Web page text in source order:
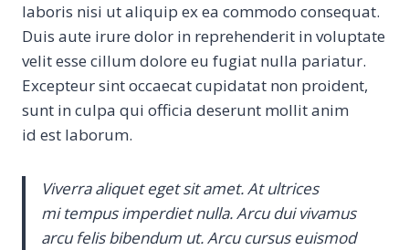
laboris nisi ut aliquip ex ea commodo consequat.
Duis aute irure dolor in reprehenderit in voluptate
velit esse cillum dolore eu fugiat nulla pariatur.
Excepteur sint occaecat cupidatat non proident,
sunt in culpa qui officia deserunt mollit anim
id est laborum.
Viverra aliquet eget sit amet. At ultrices
mi tempus imperdiet nulla. Arcu dui vivamus
arcu felis bibendum ut. Arcu cursus euismod